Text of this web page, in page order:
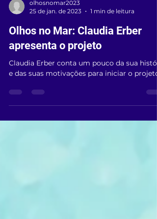
25 de jan. de 2023
1 min de leitura
Olhos no Mar: Claudia Erber
apresenta o projeto
e das suas motivações para iniciar o projeto.